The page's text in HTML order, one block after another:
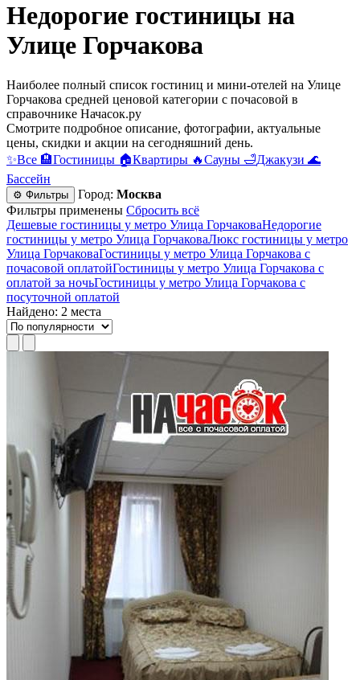
Недорогие гостиницы на
Улице Горчакова
Наиболее полный список гостиниц и мини-отелей на Улице
Горчакова средней ценовой категории c почасовой в
справочнике Начасок.ру
Смотрите подробное описание, фотографии, актуальные
цены, скидки и акции на сегодняшний день.
✨Все 🏨Гостиницы 🏠Квартиры 🔥Сауны 🛁Джакузи 🌊
Бассейн
⚙ Фильтры Город: Москва
Фильтры применены Сбросить всё
Дешевые гостиницы у метро Улица ГорчаковаНедорогие
гостиницы у метро Улица ГорчаковаЛюкс гостиницы у метро
Улица ГорчаковаГостиницы у метро Улица Горчакова c
почасовой оплатойГостиницы у метро Улица Горчакова с
оплатой за ночьГостиницы у метро Улица Горчакова c
посуточной оплатой
Найдено: 2 места